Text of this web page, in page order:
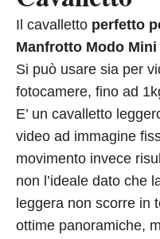
Il cavalletto perfetto
Manfrotto Modo
Si può usare sia per
fotocamere, fino ad
E’ un cavalletto
video ad immagine
movimento invece
non l’ideale dato che
leggera non scorre in
ottime panoramiche,